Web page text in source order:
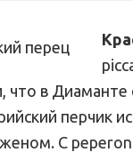
что в
перчик
С